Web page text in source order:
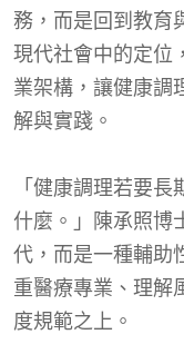
務，而是回到教育
現代社會中的定位
業架構，讓健康調
解與實踐。
「健康調理若要
什麼。」陳承照博
代，而是一種輔助
重醫療專業、理解
度規範之上。